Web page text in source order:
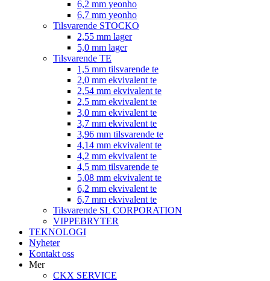
6,2 mm yeonho
6,7 mm yeonho
Tilsvarende STOCKO
2,55 mm lager
5,0 mm lager
Tilsvarende TE
1,5 mm tilsvarende te
2,0 mm ekvivalent te
2,54 mm ekvivalent te
2,5 mm ekvivalent te
3,0 mm ekvivalent te
3,7 mm ekvivalent te
3,96 mm tilsvarende te
4,14 mm ekvivalent te
4,2 mm ekvivalent te
4,5 mm tilsvarende te
5,08 mm ekvivalent te
6,2 mm ekvivalent te
6,7 mm ekvivalent te
Tilsvarende SL CORPORATION
VIPPEBRYTER
TEKNOLOGI
Nyheter
Kontakt oss
Mer
CKX SERVICE